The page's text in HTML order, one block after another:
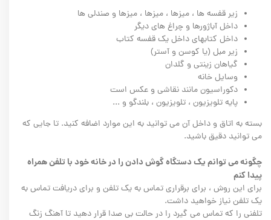
زیر قفسه ها ، میزها ، میزها ، میزها و صندلی ها
داخل آباژورها و چراغ های دیگر
داخل کتابهای داخل یک قفسه کتاب
زیر مبل (یا کوسن و آستر)
گیاهان زینتی و گلدان
وسایل خانه
دکوراسیون مانند نقاشی و عکس است
پایه تلویزیون ، تلویزیون ، بلندگو و ...
بسته به اتاق و داخل آن می توانید به این موارد اضافه کنید. تا جایی که
می توانید دقیق باشید.
چگونه می توانم یک دستگاه گوش دادن را در خانه خود با تلفن همراه
پیدا کنم
برای این روش ، برای برقراری تماس به یک تلفن و برای دریافت تماس به
یک تلفن نیاز خواهید داشت.
تلفنی را که تماس می گیرد را در حالت بی صدا قرار دهید تا آهنگ زنگ